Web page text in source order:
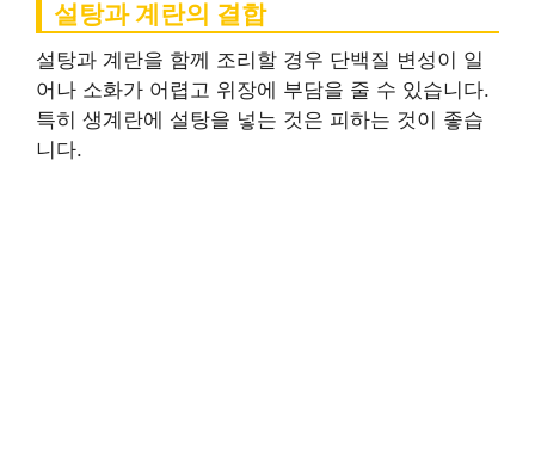
설탕과 계란의 결합
설탕과 계란을 함께 조리할 경우 단백질 변성이 일
어나 소화가 어렵고 위장에 부담을 줄 수 있습니다.
특히 생계란에 설탕을 넣는 것은 피하는 것이 좋습
니다.